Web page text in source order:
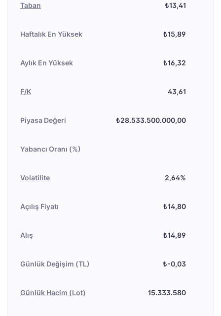
Taban ₺13,41
Haftalık En Yüksek ₺15,89
Aylık En Yüksek ₺16,32
F/K 43,61
Piyasa Değeri ₺28.533.500.000,00
Yabancı Oranı (%)
Volatilite 2,64%
Açılış Fiyatı ₺14,80
Alış ₺14,89
Günlük Değişim (TL) ₺-0,03
Günlük Hacim (Lot) 15.333.580